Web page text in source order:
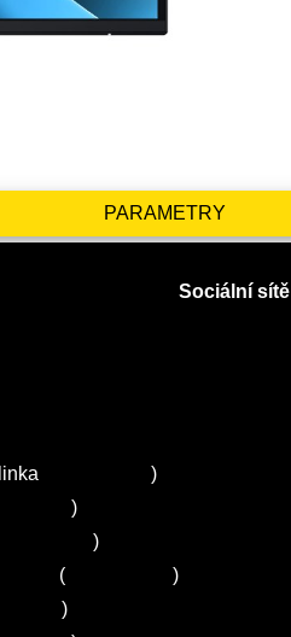
PARAMETRY
)
)
)
(
)
)
Sociální sítě